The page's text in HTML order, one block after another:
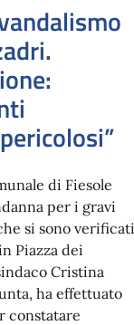
di Fiesole
per i gravi
si sono verificati
Piazza dei
Cristina
ha effettuato
constatare